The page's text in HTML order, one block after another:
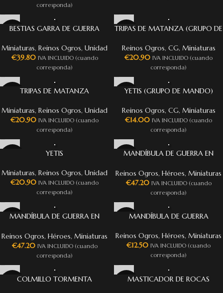
corresponda)
BESTIAS GARRA DE GUERRA
Miniaturas, Reinos Ogros, Unidad
€39.80 IVA INCLUIDO (cuando
corresponda)
TRIPAS DE MATANZA (GRUPO DE
Reinos Ogros, CG, Miniaturas
€20.90 IVA INCLUIDO (cuando
corresponda)
TRIPAS DE MATANZA
Miniaturas, Reinos Ogros, Unidad
€20.90 IVA INCLUIDO (cuando
corresponda)
YETIS (GRUPO DE MANDO)
Reinos Ogros, CG, Miniaturas
€14.00 IVA INCLUIDO (cuando
corresponda)
YETIS
Miniaturas, Reinos Ogros, Unidad
€20.90 IVA INCLUIDO (cuando
corresponda)
MANDÍBULA DE GUERRA EN
Reinos Ogros, Héroes, Miniaturas
€47.20 IVA INCLUIDO (cuando
corresponda)
MANDÍBULA DE GUERRA EN
Reinos Ogros, Héroes, Miniaturas
€47.20 IVA INCLUIDO (cuando
corresponda)
MANDÍBULA DE GUERRA
Reinos Ogros, Héroes, Miniaturas
€12.50 IVA INCLUIDO (cuando
corresponda)
COLMILLO TORMENTA MASTICADOR DE ROCAS